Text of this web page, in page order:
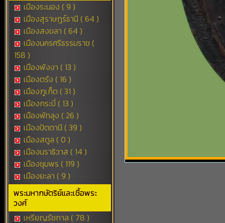
เมืองระนอง ( 9 )
เมืองสุราษฎร์ธานี ( 64 )
เมืองสงขลา ( 64 )
เมืองนครศรีธรรมราช (
158 )
เมืองพังงา ( 13 )
เมืองตรัง ( 16 )
เมืองภูเก็ต ( 31 )
เมืองกระบี่ ( 13 )
เมืองพัทลุง ( 26 )
เมืองปัตตานี ( 39 )
เมืองสตูล ( 0 )
เมืองนราธิวาส ( 14 )
เมืองชุมพร ( 119 )
เมืองยะลา ( 9 )
พระมหากษัตริย์และเชื้อพระ
วงศ์
เหรียญรัชกาล ( 78 )